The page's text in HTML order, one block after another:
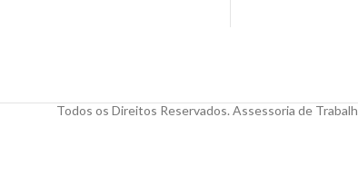
Todos os Direitos Reservados. Assessoria de